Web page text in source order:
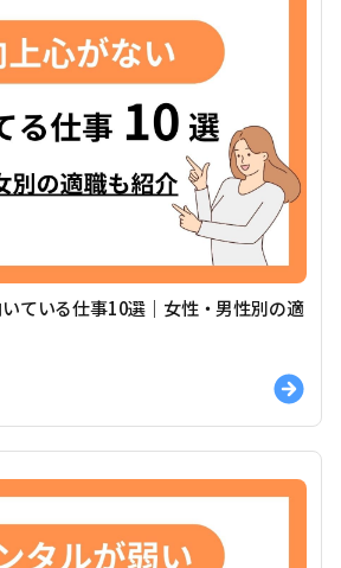
ている仕事10選｜女性・男性別の適